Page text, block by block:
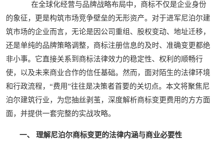
在全球化经营与品牌战略布局中，商标不仅是企业身份
的象征，更是构筑市场竞争壁垒的无形资产。对于进军尼泊尔建
筑市场的企业而言，无论是因公司重组、股权变动、地址迁移，
还是单纯的品牌策略调整，商标注册信息的及时、准确变更都绝
非小事。它直接关系到商标法律效力的稳定性、权利的顺畅行
使，以及未来商业合作的信任基础。然而，面对陌生的法律环境
和行政流程，“费用”往往是决策者首要的关切点。本文将聚焦尼
泊尔建筑行业，为您抽丝剥茧，深度解析商标变更费用的方方面
面，并提供一套完整的实战攻略。
一、 理解尼泊尔商标变更的法律内涵与商业必要性